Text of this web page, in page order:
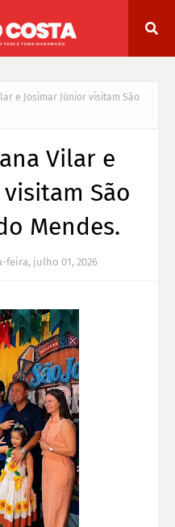
e Josimar Júnior visitam São
Vilar e
São
Mendes.
feira, julho 01, 2026